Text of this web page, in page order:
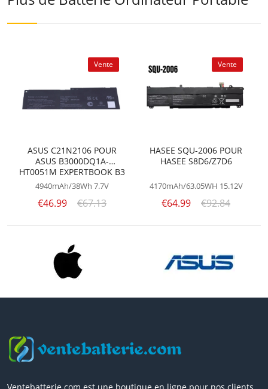
Vente
ASUS C21N2106 POUR
ASUS B3000DQ1A-
HT0051M EXPERTBOOK B3
4940mAh/38Wh 7.7V
€46.99 €67.13
Vente
HASEE SQU-2006 POUR
HASEE S8D6/Z7D6
4170mAh/63.05WH 15.12V
€64.99 €92.84